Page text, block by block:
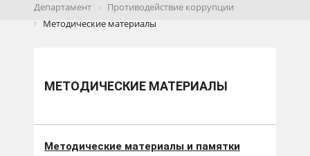
Департамент
Противодействие коррупции
Методические материалы
МЕТОДИЧЕСКИЕ МАТЕРИАЛЫ
Методические материалы и памятки